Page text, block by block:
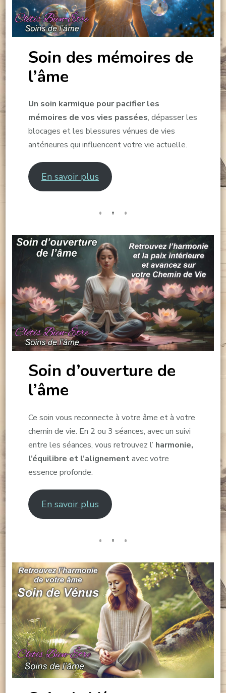
Soin des mémoires de
l’âme
Un soin karmique pour pacifier les
mémoires de vos vies passées, dépasser les
blocages et les blessures vénues de vies
antérieures qui influencent votre vie actuelle.
En savoir plus
Soin d’ouverture de
l’âme
Ce soin vous reconnecte à votre âme et à votre
chemin de vie. En 2 ou 3 séances, avec un suivi
entre les séances, vous retrouvez l’ harmonie,
l’équilibre et l’alignementavec votre
essence profonde.
En savoir plus